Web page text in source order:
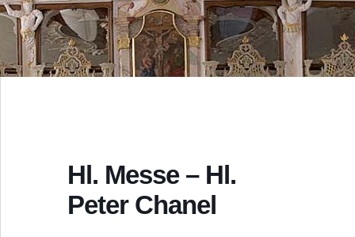
Hl. Messe – Hl.
Peter Chanel